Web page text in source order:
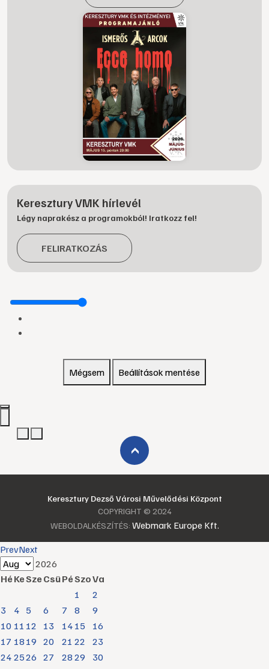
Keresztury VMK hírlevél
Légy naprakész a programokból! Iratkozz fel!
FELIRATKOZÁS
Mégsem Beállítások mentése
›
Keresztury Dezső Városi Művelődési Központ
COPYRIGHT © 2024
WEBOLDALKÉSZÍTÉS: Webmark Europe Kft.
PrevNext
2026
HéKeSzeCsüPéSzoVa
1
2
3
4 5 6 7 8
9
10 11 12 13 14 15
16
17 18 19 20 21 22
23
24 2526 27 28 29
30